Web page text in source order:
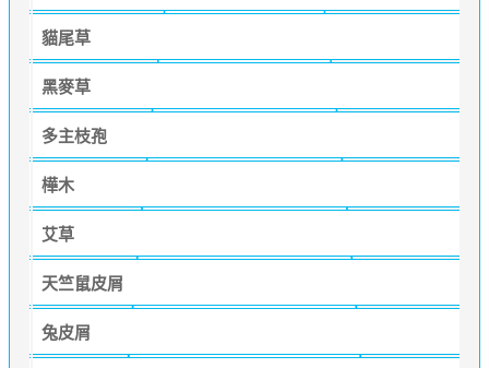
貓尾草
黑麥草
多主枝孢
樺木
艾草
天竺鼠皮屑
兔皮屑